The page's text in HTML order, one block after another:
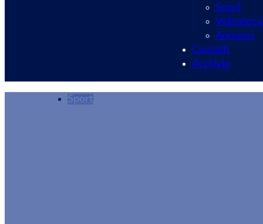
Sport
Videoteca
Annunci
Contatti
Archivio
Sport